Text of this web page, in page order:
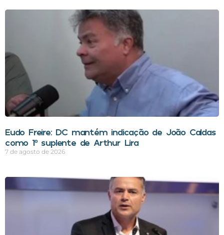
Eudo Freire: DC mantém indicação de João Caldas
como 1º suplente de Arthur Lira
7 de agosto de 2026